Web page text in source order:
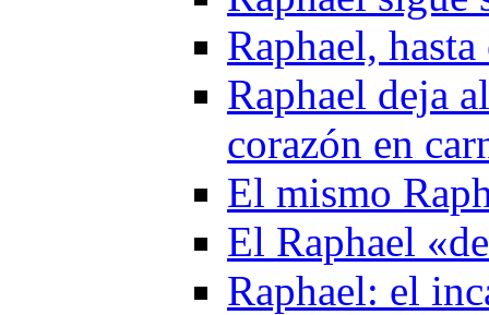
Raphael,
Raphael deja
corazón en
El mismo
El Raphael
Raphael: el